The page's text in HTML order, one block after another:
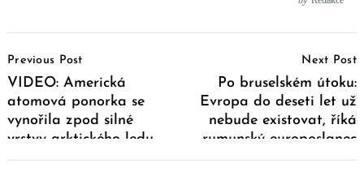
Navigation
Previous Post
VIDEO: Americká
atomová ponorka se
vynořila zpod silné
vrstvy arktického ledu
Next Post
Po bruselském útoku:
Evropa do deseti let už
nebude existovat, říká
rumunský europoslanec